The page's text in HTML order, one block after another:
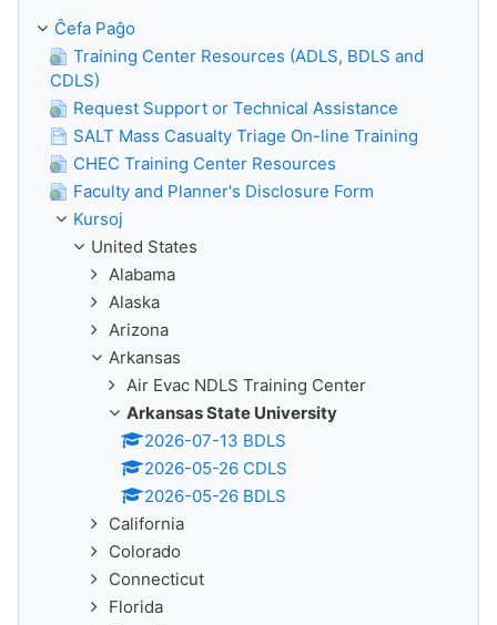
Ĉefa Paĝo
Training Center Resources (ADLS, BDLS and
CDLS)
Request Support or Technical Assistance
SALT Mass Casualty Triage On-line Training
CHEC Training Center Resources
Faculty and Planner's Disclosure Form
Kursoj
United States
Alabama
Alaska
Arizona
Arkansas
Air Evac NDLS Training Center
Arkansas State University
2026-07-13 BDLS
2026-05-26 CDLS
2026-05-26 BDLS
California
Colorado
Connecticut
Florida